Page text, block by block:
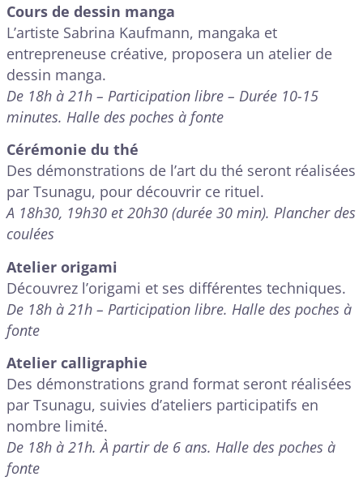
Cours de dessin manga
L’artiste Sabrina Kaufmann, mangaka et
entrepreneuse créative, proposera un atelier de
dessin manga.
De 18h à 21h – Participation libre – Durée 10-15
minutes. Halle des poches à fonte
Cérémonie du thé
Des démonstrations de l’art du thé seront réalisées
par Tsunagu, pour découvrir ce rituel.
A 18h30, 19h30 et 20h30 (durée 30 min). Plancher des
coulées
Atelier origami
Découvrez l’origami et ses différentes techniques.
De 18h à 21h – Participation libre. Halle des poches à
fonte
Atelier calligraphie
Des démonstrations grand format seront réalisées
par Tsunagu, suivies d’ateliers participatifs en
nombre limité.
De 18h à 21h. À partir de 6 ans. Halle des poches à
fonte